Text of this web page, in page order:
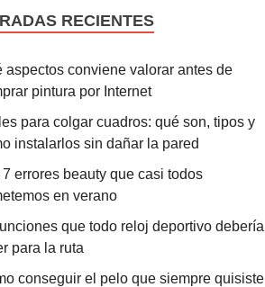
RECIENTES
aspectos conviene valorar antes de
pintura por Internet
para colgar cuadros: qué son, tipos y
instalarlos sin dañar la pared
7 errores beauty que casi todos
en verano
que todo reloj deportivo debería
para la ruta
conseguir el pelo que siempre quisiste